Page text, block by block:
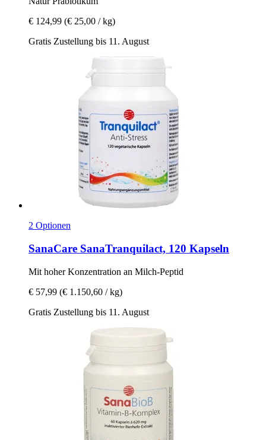
€ 124,99 (€ 25,00 / kg)
Gratis Zustellung bis 11. August
2 Optionen
SanaCare SanaTranquilact, 120 Kapseln
Mit hoher Konzentration an Milch-​Peptid
€ 57,99 (€ 1.150,60 / kg)
Gratis Zustellung bis 11. August